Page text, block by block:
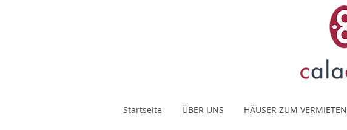
Startseite ÜBER UNS HÄUSER ZUM VERMIETEN